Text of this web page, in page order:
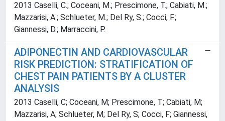
2013 Caselli, C.; Coceani, M.; Prescimone, T.; Cabiati, M.;
Mazzarisi, A.; Schlueter, M.; Del Ry, S.; Cocci, F.;
Giannessi, D.; Marraccini, P.
ADIPONECTIN AND CARDIOVASCULAR
RISK PREDICTION: STRATIFICATION OF
CHEST PAIN PATIENTS BY A CLUSTER
ANALYSIS
2013 Caselli, C; Coceani, M; Prescimone, T; Cabiati, M;
Mazzarisi, A; Schlueter, M; Del Ry, S; Cocci, F; Giannessi,